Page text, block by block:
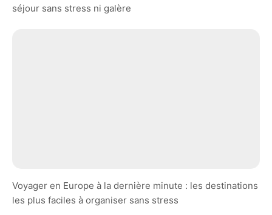
séjour sans stress ni galère
Voyager en Europe à la dernière minute : les destinations
les plus faciles à organiser sans stress